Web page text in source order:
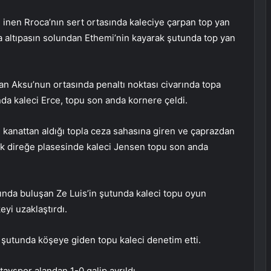
Rroca’nın sert ortasında kaleciye çarpan top yan
solundan Ethemi’nin kayarak şutunda top yan
Aksu’nun ortasında penaltı noktası civarında topa
kaleci Erce, topu son anda kornere çeldi.
aldığı topla ceza sahasına giren ve çaprazdan
direğe plasesinde kaleci Jensen topu son anda
buluşan Ze Luis’in şutunda kaleci topu oyun
uzaklaştırdı.
şutunda köşeye giden topu kaleci denetim etti.